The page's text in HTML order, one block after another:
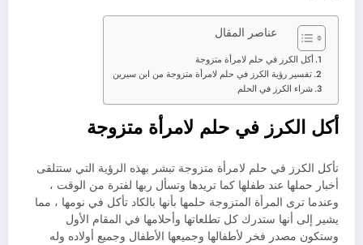
عناصر المقال
أكل الكرز في حلم لامرأة متزوجة
تفسير رؤية الكرز في حلم لامرأة متزوجة من ابن سيرين
شراء الكرز في الحلم
أكل الكرز في حلم لامرأة متزوجة
تأكل الكرز في حلم لامرأة متزوجة تبشر بهذه الرؤية التي ستتلقى
أخبار حملها عند طفلها كما تريدها وتسأل ربها لفترة من الوقت ،
وعندما ترى المرأة المتزوجة حلمها بأنها بالكاد تأكل في نومها ، مما
يشير إلى أنها ستدرك كل تطلعاتها وأحلامها في المقام الأول
وستكون مصدر فخر لأطفالها وجميعها الأطفال وجميع أولاده وله